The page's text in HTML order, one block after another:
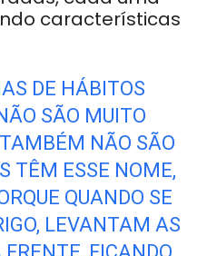
características
DE HÁBITOS
SÃO MUITO
NÃO SÃO
TÊM ESSE NOME,
QUANDO SE
LEVANTAM AS